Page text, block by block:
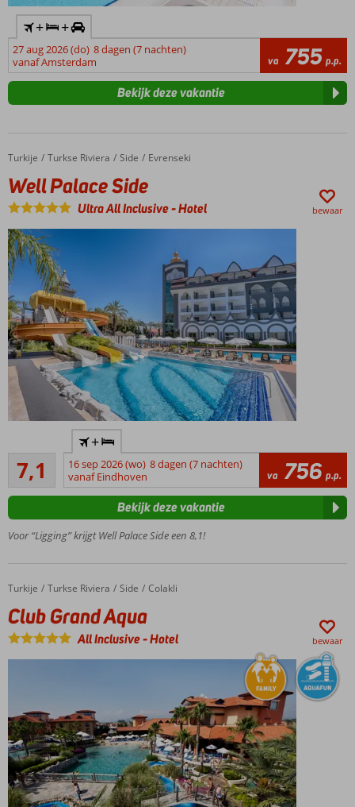
+ +
27 aug 2026 (do) 8 dagen (7 nachten)
vanaf Amsterdam
va 755 p.p.
Bekijk deze vakantie
Home
Turkije Turkse Riviera Side Evrenseki
Well Palace Side
Well Palace Side
Ultra All Inclusive-Hotel bewaar
familiehotel
Zwembad
met
glijbanen
Vlak
bij het
3 à-la-
carterestaurants
in het Spa
Center
7,1
Voldoende/goed
15
beoordelingen
+
16 sep 2026 (wo) 8 dagen (7 nachten)
vanaf Eindhoven
va 756 p.p.
Voor “Ligging” krijgt Well Palace Side een 8,1!
Bekijk deze vakantie
Home
Turkije Turkse Riviera Side Colakli
Club Grand Aqua
Club Grand Aqua
All Inclusive-Hotel bewaar